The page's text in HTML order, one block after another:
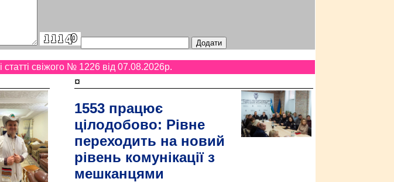
статті свіжого № 1226 від 07.08.2026p.
¤
1553 працює
цілодобово: Рівне
переходить на новий
рівень комунікації з
мешканцями